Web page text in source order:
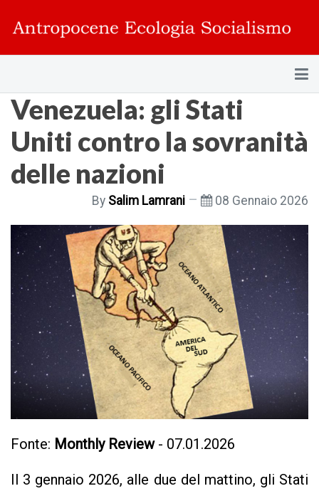
Venezuela: gli Stati
Uniti contro la sovranità
delle nazioni
By Salim Lamrani 08 Gennaio 2026
Fonte: Monthly Review- 07.01.2026
Il 3 gennaio 2026, alle due del mattino, gli Stati